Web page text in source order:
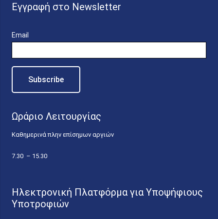
Εγγραφή στο Newsletter
Email
Ωράριο Λειτουργίας
Καθημερινά πλην επίσημων αργιών
7.30 – 15.30
Ηλεκτρονική Πλατφόρμα για Υποψήφιους
Υποτροφιών